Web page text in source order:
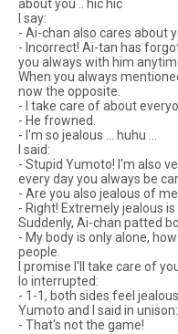
about you .. hic hic
I say:
- Ai-chan also cares about
- Incorrect! Ai-tan has
you always with him
When you always
now the opposite.
- I take care of about
- He frowned.
- I'm so jealous ... huhu ...
I said:
- Stupid Yumoto! I'm also
every day you always be
- Are you also jealous of
- Right! Extremely jealous is
Suddenly, Ai-chan patted
- My body is only alone,
people.
I promise I'll take care of
Io interrupted:
- 1-1, both sides feel
Yumoto and I said in unison:
- That's not the game!